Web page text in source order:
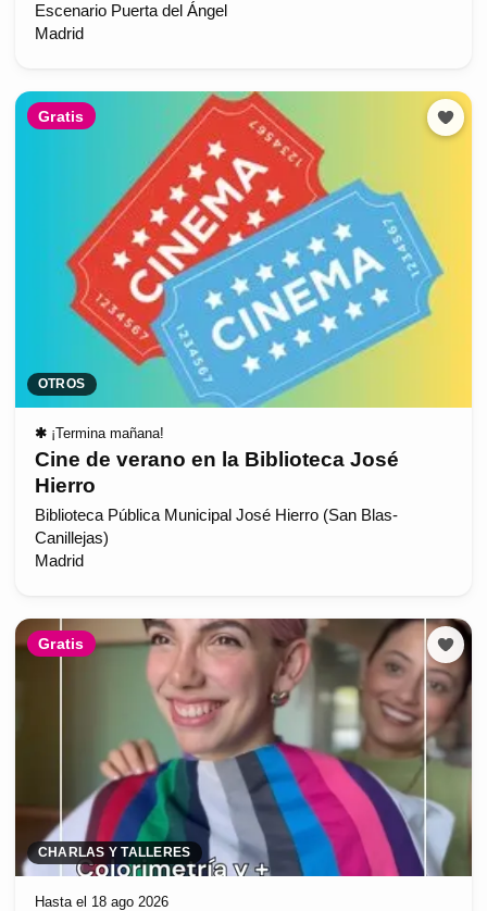
Escenario Puerta del Ángel
Madrid
Gratis
OTROS
✱ ¡Termina mañana!
Cine de verano en la Biblioteca José
Hierro
Biblioteca Pública Municipal José Hierro (San Blas-
Canillejas)
Madrid
Gratis
CHARLAS Y TALLERES
Hasta el 18 ago 2026